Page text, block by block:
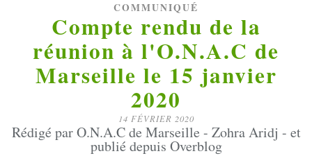
COMMUNIQUÉ
Compte rendu de la
réunion à l'O.N.A.C de
Marseille le 15 janvier
2020
14 FÉVRIER 2020
Rédigé par O.N.A.C de Marseille - Zohra Aridj - et
publié depuis Overblog